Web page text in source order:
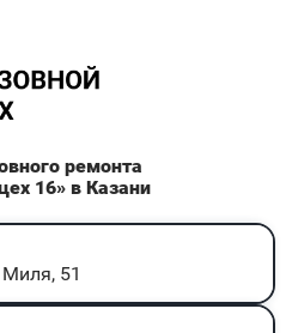
ремонта
16» в Казани
51